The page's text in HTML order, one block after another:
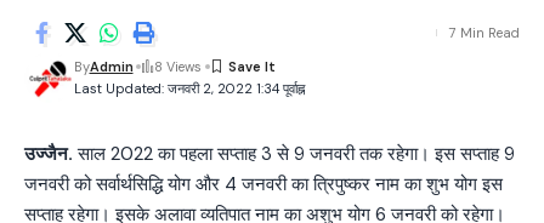
Last Updated: जनवरी 2, 2022 1:34 पूर्वाह्न
ByAdmin 8 Views
7 Min Read
उज्जैन. साल 2022 का पहला सप्ताह 3 से 9 जनवरी तक रहेगा। इस सप्ताह 9
जनवरी को सर्वार्थसिद्धि योग और 4 जनवरी का त्रिपुष्कर नाम का शुभ योग इस
सप्ताह रहेगा। इसके अलावा व्यतिपात नाम का अशुभ योग 6 जनवरी को रहेगा।